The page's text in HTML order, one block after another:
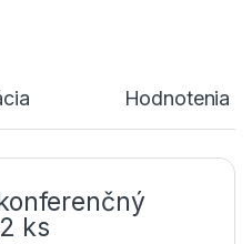
Hodnotenia
ks